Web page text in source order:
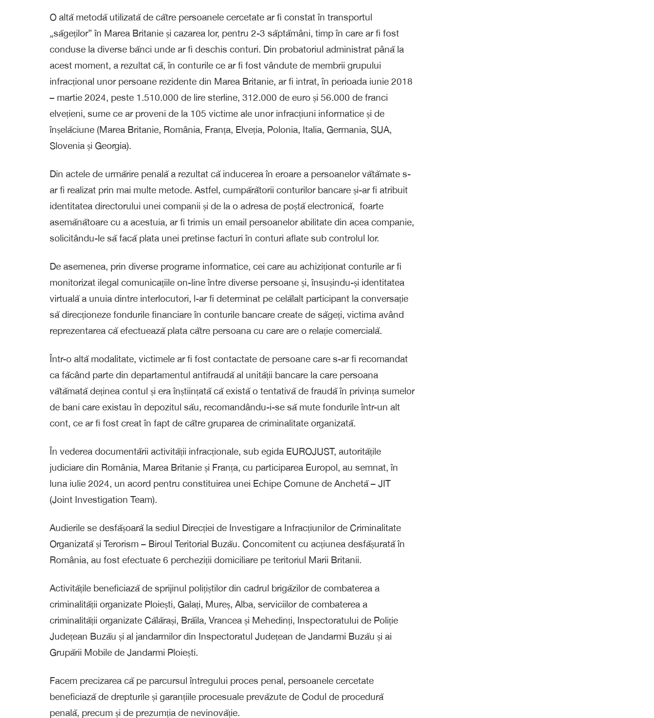
O altă metodă utilizată de către persoanele cercetate ar fi constat în transportul
„săgeților” în Marea Britanie și cazarea lor, pentru 2-3 săptămâni, timp în care ar fi fost
conduse la diverse bănci unde ar fi deschis conturi. Din probatoriul administrat până la
acest moment, a rezultat că, în conturile ce ar fi fost vândute de membrii grupului
infracțional unor persoane rezidente din Marea Britanie, ar fi intrat, în perioada iunie 2018
– martie 2024, peste 1.510.000 de lire sterline, 312.000 de euro și 56.000 de franci
elvețieni, sume ce ar proveni de la 105 victime ale unor infracțiuni informatice și de
înșelăciune (Marea Britanie, România, Franța, Elveția, Polonia, Italia, Germania, SUA,
Slovenia și Georgia).
Din actele de urmărire penală a rezultat că inducerea în eroare a persoanelor vătămate s-
ar fi realizat prin mai multe metode. Astfel, cumpărătorii conturilor bancare și-ar fi atribuit
identitatea directorului unei companii și de la o adresa de poștă electronică, foarte
asemănătoare cu a acestuia, ar fi trimis un email persoanelor abilitate din acea companie,
solicitându-le să facă plata unei pretinse facturi în conturi aflate sub controlul lor.
De asemenea, prin diverse programe informatice, cei care au achiziționat conturile ar fi
monitorizat ilegal comunicațiile on-line între diverse persoane și, însușindu-și identitatea
virtuală a unuia dintre interlocutori, l-ar fi determinat pe celălalt participant la conversație
să direcționeze fondurile financiare în conturile bancare create de săgeți, victima având
reprezentarea că efectuează plata către persoana cu care are o relație comercială.
Într-o altă modalitate, victimele ar fi fost contactate de persoane care s-ar fi recomandat
ca făcând parte din departamentul antifraudă al unității bancare la care persoana
vătămată deținea contul și era înștiințată că există o tentativă de fraudă în privința sumelor
de bani care existau în depozitul său, recomandându-i-se să mute fondurile într-un alt
cont, ce ar fi fost creat în fapt de către gruparea de criminalitate organizată.
În vederea documentării activității infracționale, sub egida EUROJUST, autoritățile
judiciare din România, Marea Britanie și Franța, cu participarea Europol, au semnat, în
luna iulie 2024, un acord pentru constituirea unei Echipe Comune de Anchetă – JIT
(Joint Investigation Team).
Audierile se desfășoară la sediul Direcției de Investigare a Infracțiunilor de Criminalitate
Organizată și Terorism – Biroul Teritorial Buzău. Concomitent cu acțiunea desfășurată în
România, au fost efectuate 6 percheziții domiciliare pe teritoriul Marii Britanii.
Activitățile beneficiază de sprijinul polițiștilor din cadrul brigăzilor de combaterea a
criminalității organizate Ploiești, Galați, Mureș, Alba, serviciilor de combaterea a
criminalității organizate Călărași, Brăila, Vrancea și Mehedinți, Inspectoratului de Poliție
Județean Buzău și al jandarmilor din Inspectoratul Județean de Jandarmi Buzău și ai
Grupării Mobile de Jandarmi Ploiești.
Facem precizarea că pe parcursul întregului proces penal, persoanele cercetate
beneficiază de drepturile și garanțiile procesuale prevăzute de Codul de procedură
penală, precum și de prezumția de nevinovăție.